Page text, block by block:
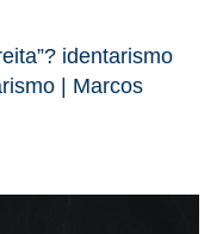
identarismo
| Marcos